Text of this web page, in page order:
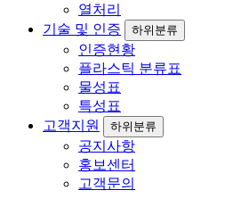
열처리
기술 및 인증
하위분류
인증현황
플라스틱 분류표
물성표
특성표
고객지원
하위분류
공지사항
홍보센터
고객문의